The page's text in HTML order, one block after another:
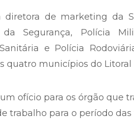
diretora de marketing da
da Segurança, Polícia
e Polícia
quatro municípios do Litoral
ofício para os órgão que
trabalho para o período